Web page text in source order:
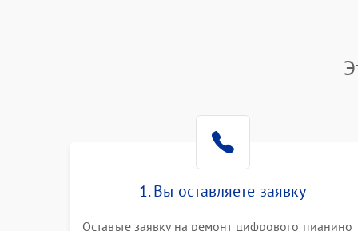
1. Вы оставляете заявку
Оставьте заявку на ремонт цифрового пианино